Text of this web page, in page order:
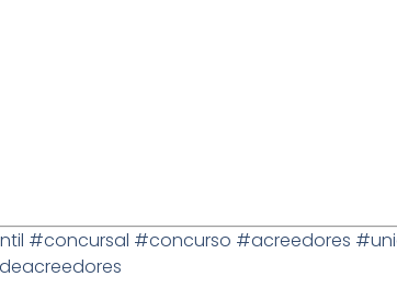
#concursal #concurso #acreedores